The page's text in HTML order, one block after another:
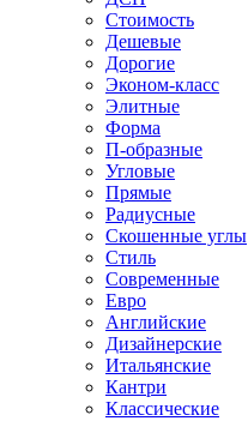
Стоимость
Дешевые
Дорогие
Эконом-класс
Элитные
Форма
П-образные
Угловые
Прямые
Радиусные
Скошенные углы
Стиль
Современные
Евро
Английские
Дизайнерские
Итальянские
Кантри
Классические